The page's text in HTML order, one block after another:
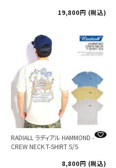
19,800
税込
RADIALL ラディアル HAMMOND -
CREW NECK T-SHIRT S/S
8,800
税込